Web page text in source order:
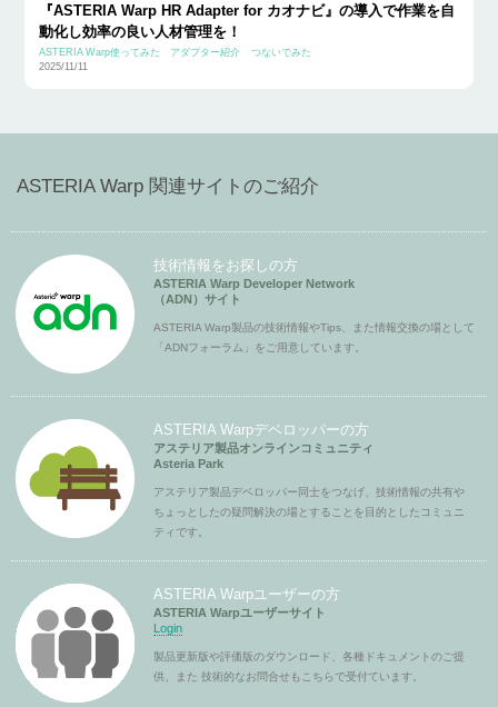
『ASTERIA Warp HR Adapter for カオナビ』の導入で作業を自
動化し効率の良い人材管理を！
ASTERIA Warp使ってみた アダプター紹介
つないでみた
2025/11/11
ASTERIA Warp 関連サイトのご紹介
技術情報をお探しの方
ASTERIA Warp Developer Network
（ADN）サイト
ASTERIA Warp製品の技術情報やTips、また情報交換の場として
「ADNフォーラム」をご用意しています。
ASTERIA Warpデベロッパーの方
アステリア製品オンラインコミュニティ
Asteria Park
アステリア製品デベロッパー同士をつなげ、技術情報の共有や
ちょっとしたの疑問解決の場とすることを目的としたコミュニ
ティです。
ASTERIA Warpユーザーの方
ASTERIA Warpユーザーサイト
Login
製品更新版や評価版のダウンロード、各種ドキュメントのご提
供、また 技術的なお問合せもこちらで受付ています。